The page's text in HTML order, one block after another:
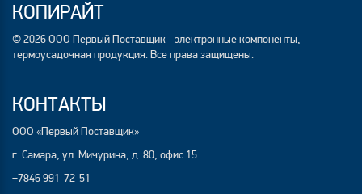
КОПИРАЙТ
© 2026 ООО Первый Поставщик - электронные компоненты,
термоусадочная продукция. Все права защищены.
КОНТАКТЫ
ООО «Первый Поставщик»
г. Самара, ул. Мичурина, д. 80, офис 15
+7846 991-72-51